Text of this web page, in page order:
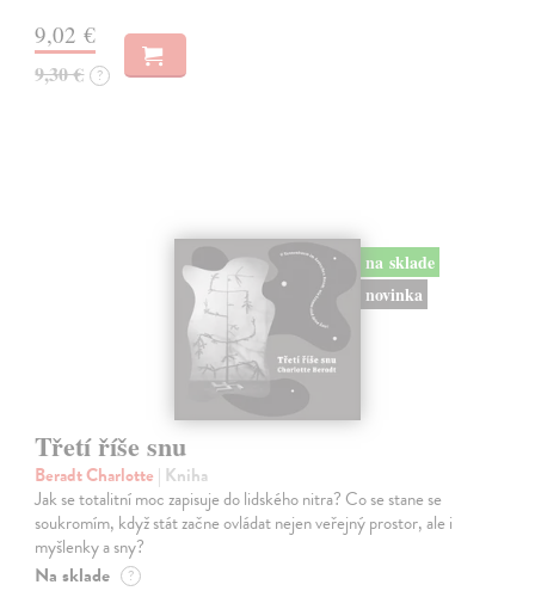
9,02 €
9,30 € ?
na sklade
novinka
Třetí říše snu
Beradt Charlotte | Kniha
Jak se totalitní moc zapisuje do lidského nitra? Co se stane se
soukromím, když stát začne ovládat nejen veřejný prostor, ale i
myšlenky a sny?
Na sklade ?